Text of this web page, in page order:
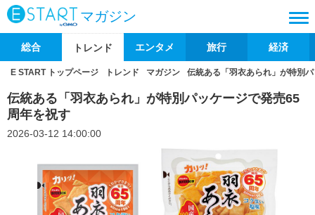
マガジン
総合 トレンド エンタメ 旅行 経済
E START トップページ トレンド マガジン 伝統ある「羽衣あられ」が特別
伝統ある「羽衣あられ」が特別パッケージで発売65
周年を祝す
2026-03-12 14:00:00